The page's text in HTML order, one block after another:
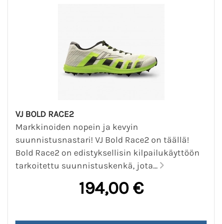
VJ BOLD RACE2
Markkinoiden nopein ja kevyin
suunnistusnastari! VJ Bold Race2 on täällä!
Bold Race2 on edistyksellisin kilpailukäyttöön
tarkoitettu suunnistuskenkä, jota...
194,00 €